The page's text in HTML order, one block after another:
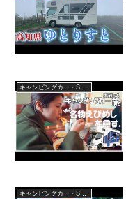
キャンピングカー・SUV人気車種